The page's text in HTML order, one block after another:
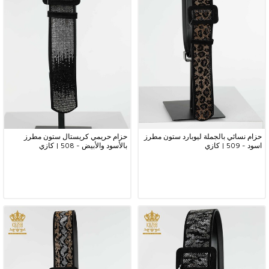
حزام نسائي بالجملة ليوبارد ستون مطرز
اسود - 509 | كازي
حزام حريمي كريستال ستون مطرز
بالأسود والأبيض - 508 | كازي